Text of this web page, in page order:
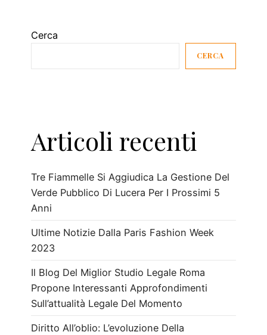
Cerca
CERCA
Articoli recenti
Tre Fiammelle Si Aggiudica La Gestione Del
Verde Pubblico Di Lucera Per I Prossimi 5
Anni
Ultime Notizie Dalla Paris Fashion Week
2023
Il Blog Del Miglior Studio Legale Roma
Propone Interessanti Approfondimenti
Sull’attualità Legale Del Momento
Diritto All’oblio: L’evoluzione Della